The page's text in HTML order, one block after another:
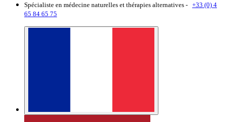
Spécialiste en médecine naturelles et thérapies alternatives - +33 (0) 4
65 84 65 75